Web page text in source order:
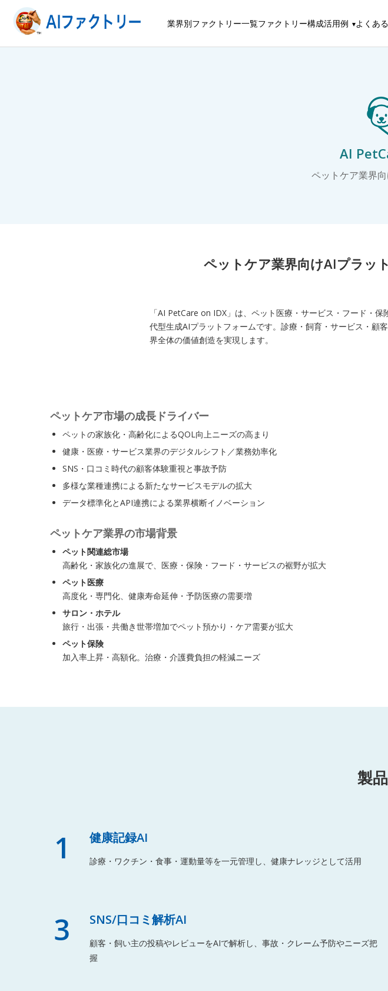
業界別ファクトリー一覧ファクトリー構成活用例 よくあ
AI
ペットケア業界
ペットケア業界向けAIプラッ
「AI PetCare on IDX」は、ペット医療・サービス・フード・
代型生成AIプラットフォームです。診療・飼育・サービス・顧
界全体の価値創造を実現します。
ペットケア市場の成長ドライバー
ペットの家族化・高齢化によるQOL向上ニーズの高まり
健康・医療・サービス業界のデジタルシフト／業務効率化
SNS・口コミ時代の顧客体験重視と事故予防
多様な業種連携による新たなサービスモデルの拡大
データ標準化とAPI連携による業界横断イノベーション
ペットケア業界の市場背景
ペット関連総市場
高齢化・家族化の進展で、医療・保険・フード・サービスの裾野が拡大
ペット医療
高度化・専門化、健康寿命延伸・予防医療の需要増
サロン・ホテル
旅行・出張・共働き世帯増加でペット預かり・ケア需要が拡大
ペット保険
加入率上昇・高額化。治療・介護費負担の軽減ニーズ
製
1 健康記録AI
診療・ワクチン・食事・運動量等を一元管理し、健康ナレッジとして活用
3 SNS/口コミ解析AI
顧客・飼い主の投稿やレビューをAIで解析し、事故・クレーム予防やニーズ把
握